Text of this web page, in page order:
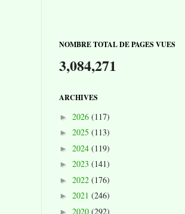
NOMBRE TOTAL DE PAGES VUES
3,084,271
ARCHIVES
► 2026 (117)
► 2025 (113)
► 2024 (119)
► 2023 (141)
► 2022 (176)
► 2021 (246)
► 2020 (292)